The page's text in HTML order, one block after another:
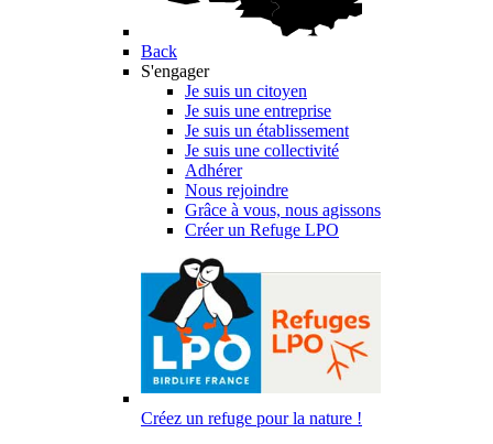
Back
S'engager
Je suis un citoyen
Je suis une entreprise
Je suis un établissement
Je suis une collectivité
Adhérer
Nous rejoindre
Grâce à vous, nous agissons
Créer un Refuge LPO
Créez un refuge pour la nature !